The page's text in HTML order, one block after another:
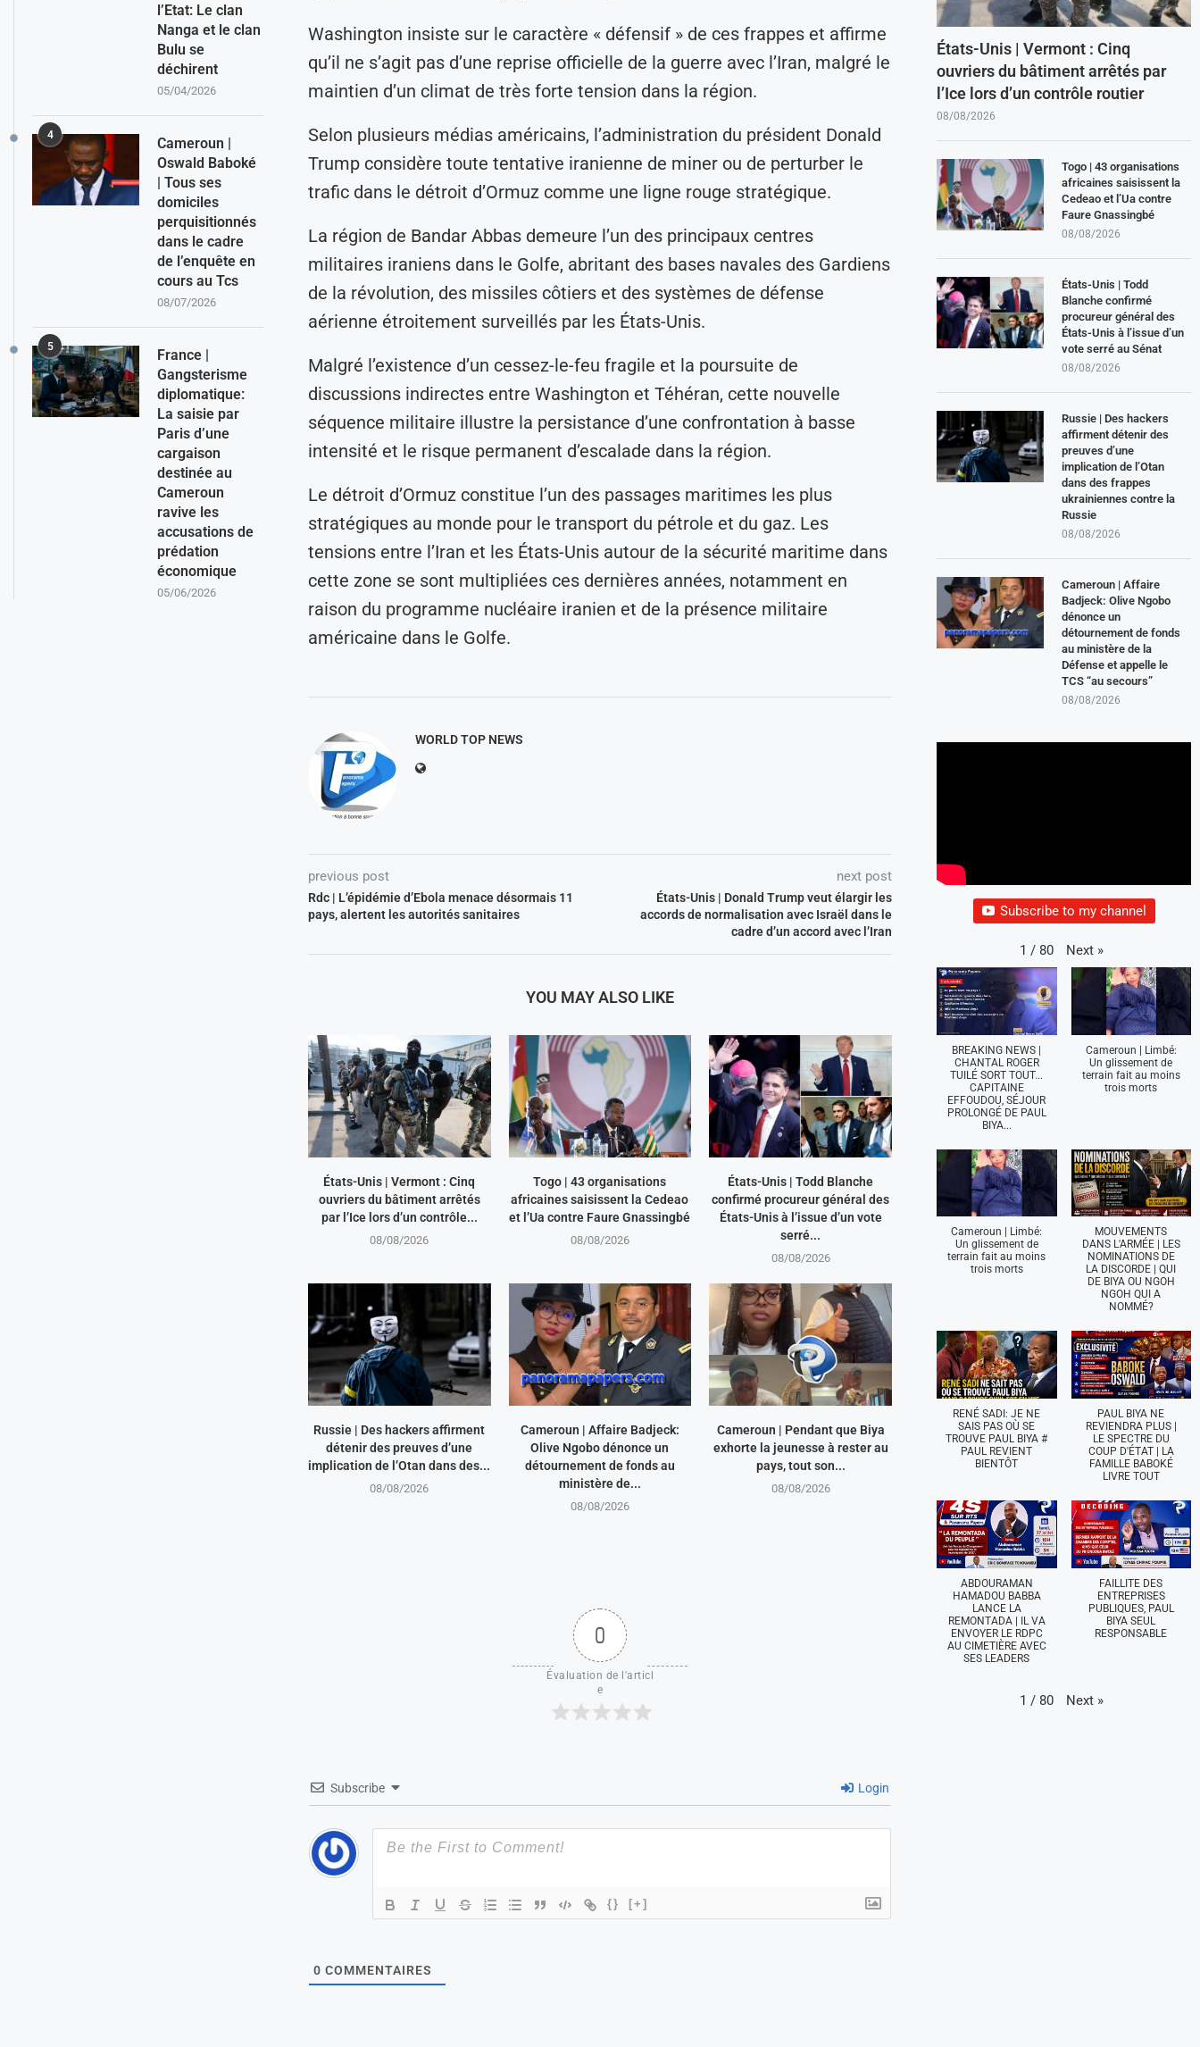
Washington insiste sur le caractère « défensif » de ces frappes et affirme
qu’il ne s’agit pas d’une reprise officielle de la guerre avec l’Iran, malgré le
maintien d’un climat de très forte tension dans la région.
Selon plusieurs médias américains, l’administration du président Donald
Trump considère toute tentative iranienne de miner ou de perturber le
trafic dans le détroit d’Ormuz comme une ligne rouge stratégique.
La région de Bandar Abbas demeure l’un des principaux centres
militaires iraniens dans le Golfe, abritant des bases navales des Gardiens
de la révolution, des missiles côtiers et des systèmes de défense
aérienne étroitement surveillés par les États-Unis.
Malgré l’existence d’un cessez-le-feu fragile et la poursuite de
discussions indirectes entre Washington et Téhéran, cette nouvelle
séquence militaire illustre la persistance d’une confrontation à basse
intensité et le risque permanent d’escalade dans la région.
Le détroit d’Ormuz constitue l’un des passages maritimes les plus
stratégiques au monde pour le transport du pétrole et du gaz. Les
tensions entre l’Iran et les États-Unis autour de la sécurité maritime dans
cette zone se sont multipliées ces dernières années, notamment en
raison du programme nucléaire iranien et de la présence militaire
américaine dans le Golfe.
WORLD TOP NEWS
previous post
Rdc | L’épidémie d’Ebola menace désormais 11
pays, alertent les autorités sanitaires
next post
États-Unis | Donald Trump veut élargir les
accords de normalisation avec Israël dans le
cadre d’un accord avec l’Iran
YOU MAY ALSO LIKE
États-Unis | Vermont : Cinq
ouvriers du bâtiment arrêtés
par l’Ice lors d’un contrôle...
08/08/2026
Togo | 43 organisations
africaines saisissent la Cedeao
et l’Ua contre Faure Gnassingbé
08/08/2026
États-Unis | Todd Blanche
confirmé procureur général des
États-Unis à l’issue d’un vote
serré...
08/08/2026
Russie | Des hackers affirment
détenir des preuves d’une
implication de l’Otan dans des...
08/08/2026
Cameroun | Affaire Badjeck:
Olive Ngobo dénonce un
détournement de fonds au
ministère de...
08/08/2026
Cameroun | Pendant que Biya
exhorte la jeunesse à rester au
pays, tout son...
08/08/2026
0
Évaluation de l'articl
e
Subscribe Login
{} [+]
0 COMMENTAIRES
États-Unis | Vermont : Cinq
ouvriers du bâtiment arrêtés par
l’Ice lors d’un contrôle routier
08/08/2026
Togo | 43 organisations
africaines saisissent la
Cedeao et l’Ua contre
Faure Gnassingbé
08/08/2026
États-Unis | Todd
Blanche confirmé
procureur général des
États-Unis à l’issue d’un
vote serré au Sénat
08/08/2026
Russie | Des hackers
affirment détenir des
preuves d’une
implication de l’Otan
dans des frappes
ukrainiennes contre la
Russie
08/08/2026
Cameroun | Affaire
Badjeck: Olive Ngobo
dénonce un
détournement de fonds
au ministère de la
Défense et appelle le
TCS “au secours”
08/08/2026
Subscribe to my channel
1 / 80 Next »
BREAKING NEWS |
CHANTAL ROGER
TUILÉ SORT TOUT...
CAPITAINE
EFFOUDOU, SÉJOUR
PROLONGÉ DE PAUL
BIYA...
Cameroun | Limbé:
Un glissement de
terrain fait au moins
trois morts
Cameroun | Limbé:
Un glissement de
terrain fait au moins
trois morts
MOUVEMENTS
DANS L'ARMÉE | LES
NOMINATIONS DE
LA DISCORDE | QUI
DE BIYA OU NGOH
NGOH QUI A
NOMMÉ?
RENÉ SADI: JE NE
SAIS PAS OÙ SE
TROUVE PAUL BIYA #
PAUL REVIENT
BIENTÔT
PAUL BIYA NE
REVIENDRA PLUS |
LE SPECTRE DU
COUP D'ÉTAT | LA
FAMILLE BABOKÉ
LIVRE TOUT
ABDOURAMAN
HAMADOU BABBA
LANCE LA
REMONTADA | IL VA
ENVOYER LE RDPC
AU CIMETIÈRE AVEC
SES LEADERS
FAILLITE DES
ENTREPRISES
PUBLIQUES, PAUL
BIYA SEUL
RESPONSABLE
1 / 80 Next »
l’Etat: Le clan
Nanga et le clan
Bulu se
déchirent
05/04/2026
4
Cameroun |
Oswald Baboké
| Tous ses
domiciles
perquisitionnés
dans le cadre
de l’enquête en
cours au Tcs
08/07/2026
5
France |
Gangsterisme
diplomatique:
La saisie par
Paris d’une
cargaison
destinée au
Cameroun
ravive les
accusations de
prédation
économique
05/06/2026